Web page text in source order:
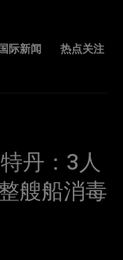
际新闻 热点关注
丹：3人
艘船消毒